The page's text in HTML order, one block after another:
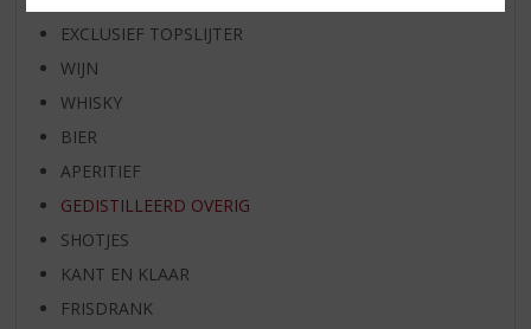
EXCLUSIEF TOPSLIJTER
WIJN
WHISKY
BIER
APERITIEF
GEDISTILLEERD OVERIG
SHOTJES
KANT EN KLAAR
FRISDRANK